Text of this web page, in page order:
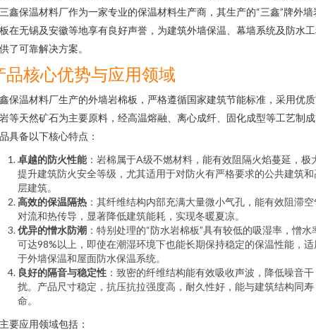
鑫保温材料厂作为一家专业的保温材料生产商，其生产的“三鑫”牌外墙
在无锡及安徽等地享有良好声誉，为建筑外墙保温、幕墙系统及防水
了可靠解决方案。
品核心优势与应用领域
保温材料厂生产的外墙岩棉板，严格遵循国家建筑节能标准，采用优
等天然矿石为主要原料，经高温熔融、离心成纤、固化成型等工艺制
具备以下核心特点：
卓越的防火性能：岩棉属于A级不燃材料，能有效阻隔火焰蔓延，极
提升建筑防火安全等级，尤其适用于对防火有严格要求的公共建筑和
层建筑。
高效的保温隔热 ：其纤维结构内部充满大量微小气孔，能有效阻滞空
对流和热传导，显著降低建筑能耗，实现冬暖夏凉。
优异的憎水防潮 ：特别处理的“防水岩棉板”具有较低的吸湿率，憎水
可达98%以上，即使在潮湿环境下也能长期保持稳定的保温性能，适
于外墙保温和屋面防水保温系统。
良好的隔音与稳定性 ：致密的纤维结构能有效吸收声波，降低噪音干
扰。产品尺寸稳定，抗压抗拉强度高，耐久性好，能与建筑结构同寿
命。
要应用领域包括：